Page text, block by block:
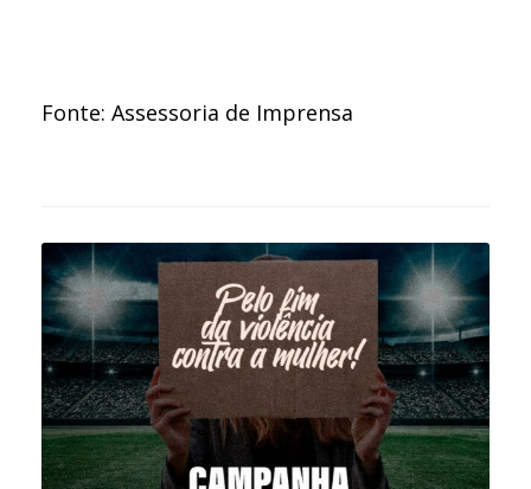
Fonte: Assessoria de Imprensa